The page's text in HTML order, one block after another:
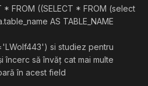
* FROM ((SELECT * FROM (select
AS TABLE_NAME
si studiez pentru
încerc să învăț cat mai multe
în acest field